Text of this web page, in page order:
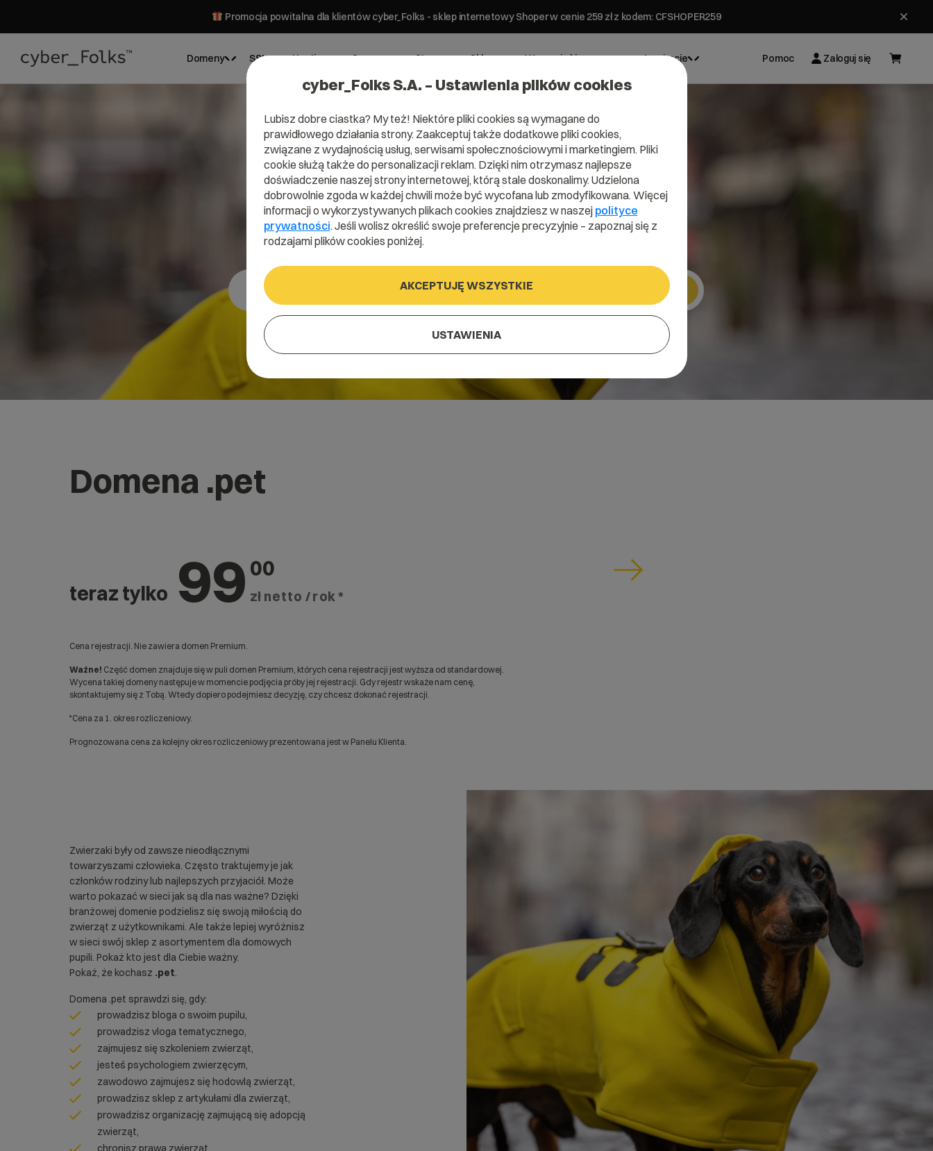
Promocja powitalna dla klientów cyber_Folks - sklep internetowy Shoper w cenie 259 zł z kodem: CFSHOPER259
Domeny SSL Hosting Serwery Strony Sklepy Wsparcie biznesowe Inspiracje Pomoc Zaloguj się
Domena .pet
Stworzona dla zwierzaków.
Domena .pet
teraz tylko 99 00
zł netto / rok *
Cena rejestracji. Nie zawiera domen Premium.
Ważne! Część domen znajduje się w puli domen Premium, których cena rejestracji jest wyższa od standardowej.
Wycena takiej domeny następuje w momencie podjęcia próby jej rejestracji. Gdy rejestr wskaże nam cenę,
skontaktujemy się z Tobą. Wtedy dopiero podejmiesz decyzję, czy chcesz dokonać rejestracji.
*Cena za 1. okres rozliczeniowy.
Prognozowana cena za kolejny okres rozliczeniowy prezentowana jest w Panelu Klienta.
Zwierzaki były od zawsze nieodłącznymi
towarzyszami człowieka. Często traktujemy je jak
członków rodziny lub najlepszych przyjaciół. Może
warto pokazać w sieci jak są dla nas ważne? Dzięki
branżowej domenie podzielisz się swoją miłością do
zwierząt z użytkownikami. Ale także lepiej wyróżnisz
w sieci swój sklep z asortymentem dla domowych
pupili. Pokaż kto jest dla Ciebie ważny.
Pokaż, że kochasz .pet.
Domena .pet sprawdzi się, gdy:
prowadzisz bloga o swoim pupilu,
prowadzisz vloga tematycznego,
zajmujesz się szkoleniem zwierząt,
jesteś psychologiem zwierzęcym,
zawodowo zajmujesz się hodowlą zwierząt,
prowadzisz sklep z artykułami dla zwierząt,
prowadzisz organizację zajmującą się adopcją
zwierząt,
chronisz prawa zwierząt.
cyber_Folks S.A. – Ustawienia plików cookies
Lubisz dobre ciastka? My też! Niektóre pliki cookies są wymagane do
prawidłowego działania strony. Zaakceptuj także dodatkowe pliki cookies,
związane z wydajnością usług, serwisami społecznościowymi i marketingiem. Pliki
cookie służą także do personalizacji reklam. Dzięki nim otrzymasz najlepsze
doświadczenie naszej strony internetowej, którą stale doskonalimy. Udzielona
dobrowolnie zgoda w każdej chwili może być wycofana lub zmodyfikowana. Więcej
informacji o wykorzystywanych plikach cookies znajdziesz w naszej polityce
prywatności. Jeśli wolisz określić swoje preferencje precyzyjnie – zapoznaj się z
rodzajami plików cookies poniżej.
AKCEPTUJĘ WSZYSTKIE
USTAWIENIA